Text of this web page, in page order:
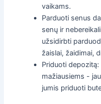
vaikams.
Parduoti senus
senų ir
užsidirbti
žaislai, žaidimai,
Priduoti
mažiausiems -
jumis priduoti